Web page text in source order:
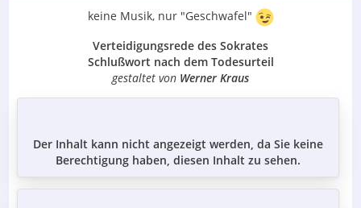
keine Musik, nur "Geschwafel"
Verteidigungsrede des Sokrates
Schlußwort nach dem Todesurteil
gestaltet von Werner Kraus
Der Inhalt kann nicht angezeigt werden, da Sie keine
Berechtigung haben, diesen Inhalt zu sehen.